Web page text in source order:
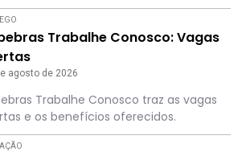
Trabalhe Conosco: Vagas
agosto de 2026
Trabalhe Conosco traz as vagas
e os benefícios oferecidos.